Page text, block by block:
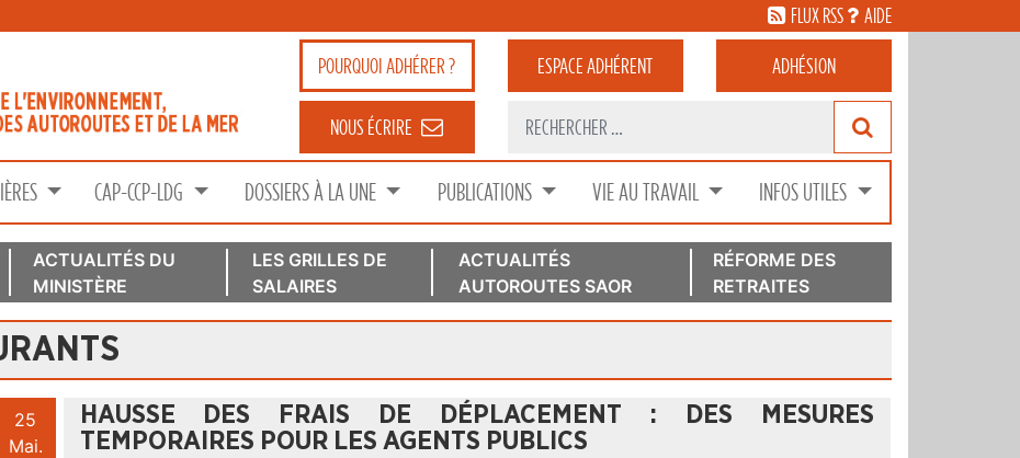
FLUX RSS AIDE
POURQUOIADHÉRER ? ESPACEADHÉRENT ADHÉSION
NOUS ÉCRIRE
CAP-CCP-LDG DOSSIERS À LA UNE PUBLICATIONS VIE AU TRAVAIL INFOS UTILES
ACTUALITÉS DU
MINISTÈRE
LES GRILLES DE
SALAIRES
ACTUALITÉS
AUTOROUTES SAOR
RÉFORME DES
RETRAITES
25
Mai.
HAUSSE DES FRAIS DE DÉPLACEMENT : DES MESURES
TEMPORAIRES POUR LES AGENTS PUBLICS